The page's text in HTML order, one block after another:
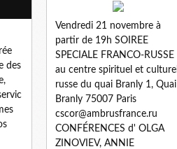
Vendredi 21 novembre à
partir de 19h SOIREE
SPECIALE FRANCO-RUSSE
au centre spirituel et culturel
russe du quai Branly 1, Quai
Branly 75007 Paris
cscor@ambrusfrance.ru
CONFÉRENCES d' OLGA
ZINOVIEV, ANNIE
des